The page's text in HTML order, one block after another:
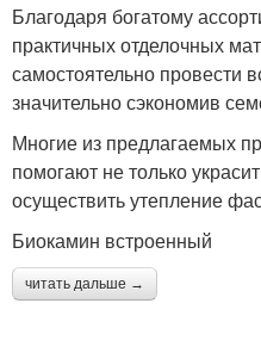
Благодаря богатому
практичных отделочных
самостоятельно провести
значительно сэкономив
Многие из предлагаемых
помогают не только
осуществить утепление
Биокамин встроенный
читать дальше →